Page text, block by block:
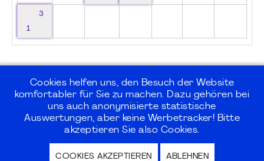
3
1
©2026PMI Germany Chapter e.V.
Impressum | Kontakt | Disclaimer |
Cookies helfen uns, den Besuch der Website
komfortabler für Sie zu machen. Dazu gehören bei
uns auch anonymisierte statistische
Auswertungen, aber keine Werbetracker! Bitte
akzeptieren Sie also Cookies.
COOKIES AKZEPTIEREN ABLEHNEN